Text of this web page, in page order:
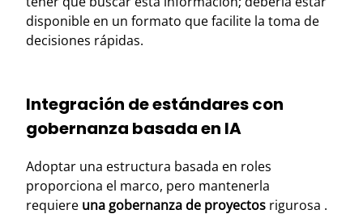
disponible en un formato que facilite la toma de
decisiones rápidas.
Integración de estándares con
gobernanza basada en IA
Adoptar una estructura basada en roles
proporciona el marco, pero mantenerla
requiere una gobernanza de proyectos rigurosa .